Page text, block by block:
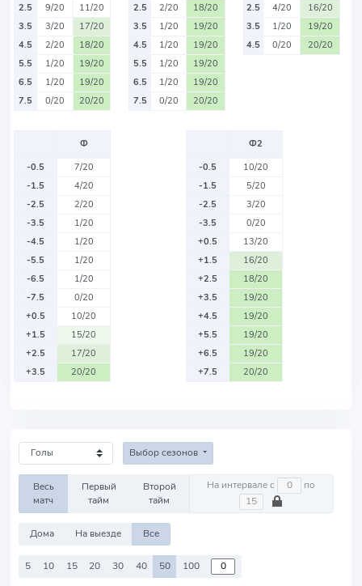
2.5
9/20
11/20
3.5
3/20
17/20
4.5
2/20
18/20
5.5
1/20
19/20
6.5
1/20
19/20
7.5
0/20 20/20
2.5
2/20
18/20
3.5
1/20
19/20
4.5
1/20
19/20
5.5
1/20
19/20
6.5
1/20
19/20
7.5
0/20 20/20
2.5
4/20
16/20
3.5
1/20
19/20
4.5
0/20 20/20
Ф
-0.5
7/20
-1.5
4/20
-2.5
2/20
-3.5
1/20
-4.5
1/20
-5.5
1/20
-6.5
1/20
-7.5
0/20
+0.5
10/20
+1.5
15/20
+2.5
17/20
+3.5
20/20
Ф2
-0.5
10/20
-1.5
5/20
-2.5
3/20
-3.5
0/20
+0.5
13/20
+1.5
16/20
+2.5
18/20
+3.5
19/20
+4.5
19/20
+5.5
19/20
+6.5
19/20
+7.5
20/20
Выбор сезонов
Весь
матч
Первый
тайм
Второй
тайм
На интервале с по
Дома На выезде Все
5 10 15 20 30 40 50 100